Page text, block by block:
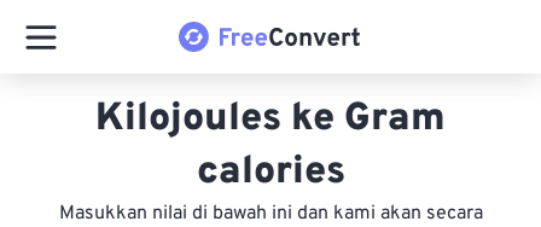
Kilojoules ke Gram
calories
Masukkan nilai di bawah ini dan kami akan secara